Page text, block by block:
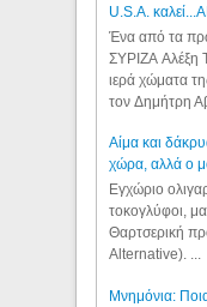
U.S.A.
Ένα από τα
ΣΥΡΙΖΑ Αλέξη
ιερά χώματα
τον Δημήτρη
Αίμα και
χώρα, αλλά ο
Εγχώριο
τοκογλύφοι,
Θαρτσερική
Alternative). ...
Μνημόνια: